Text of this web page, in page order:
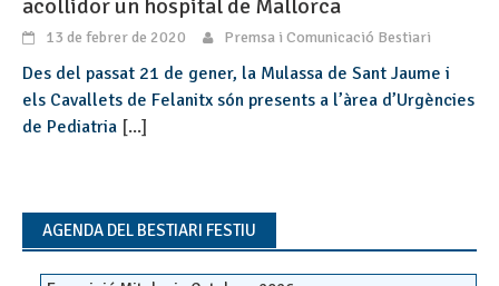
acollidor un hospital de Mallorca
13 de febrer de 2020 Premsa i Comunicació Bestiari
Des del passat 21 de gener, la Mulassa de Sant Jaume i
els Cavallets de Felanitx són presents a l’àrea d’Urgències
de Pediatria [...]
AGENDA DEL BESTIARI FESTIU